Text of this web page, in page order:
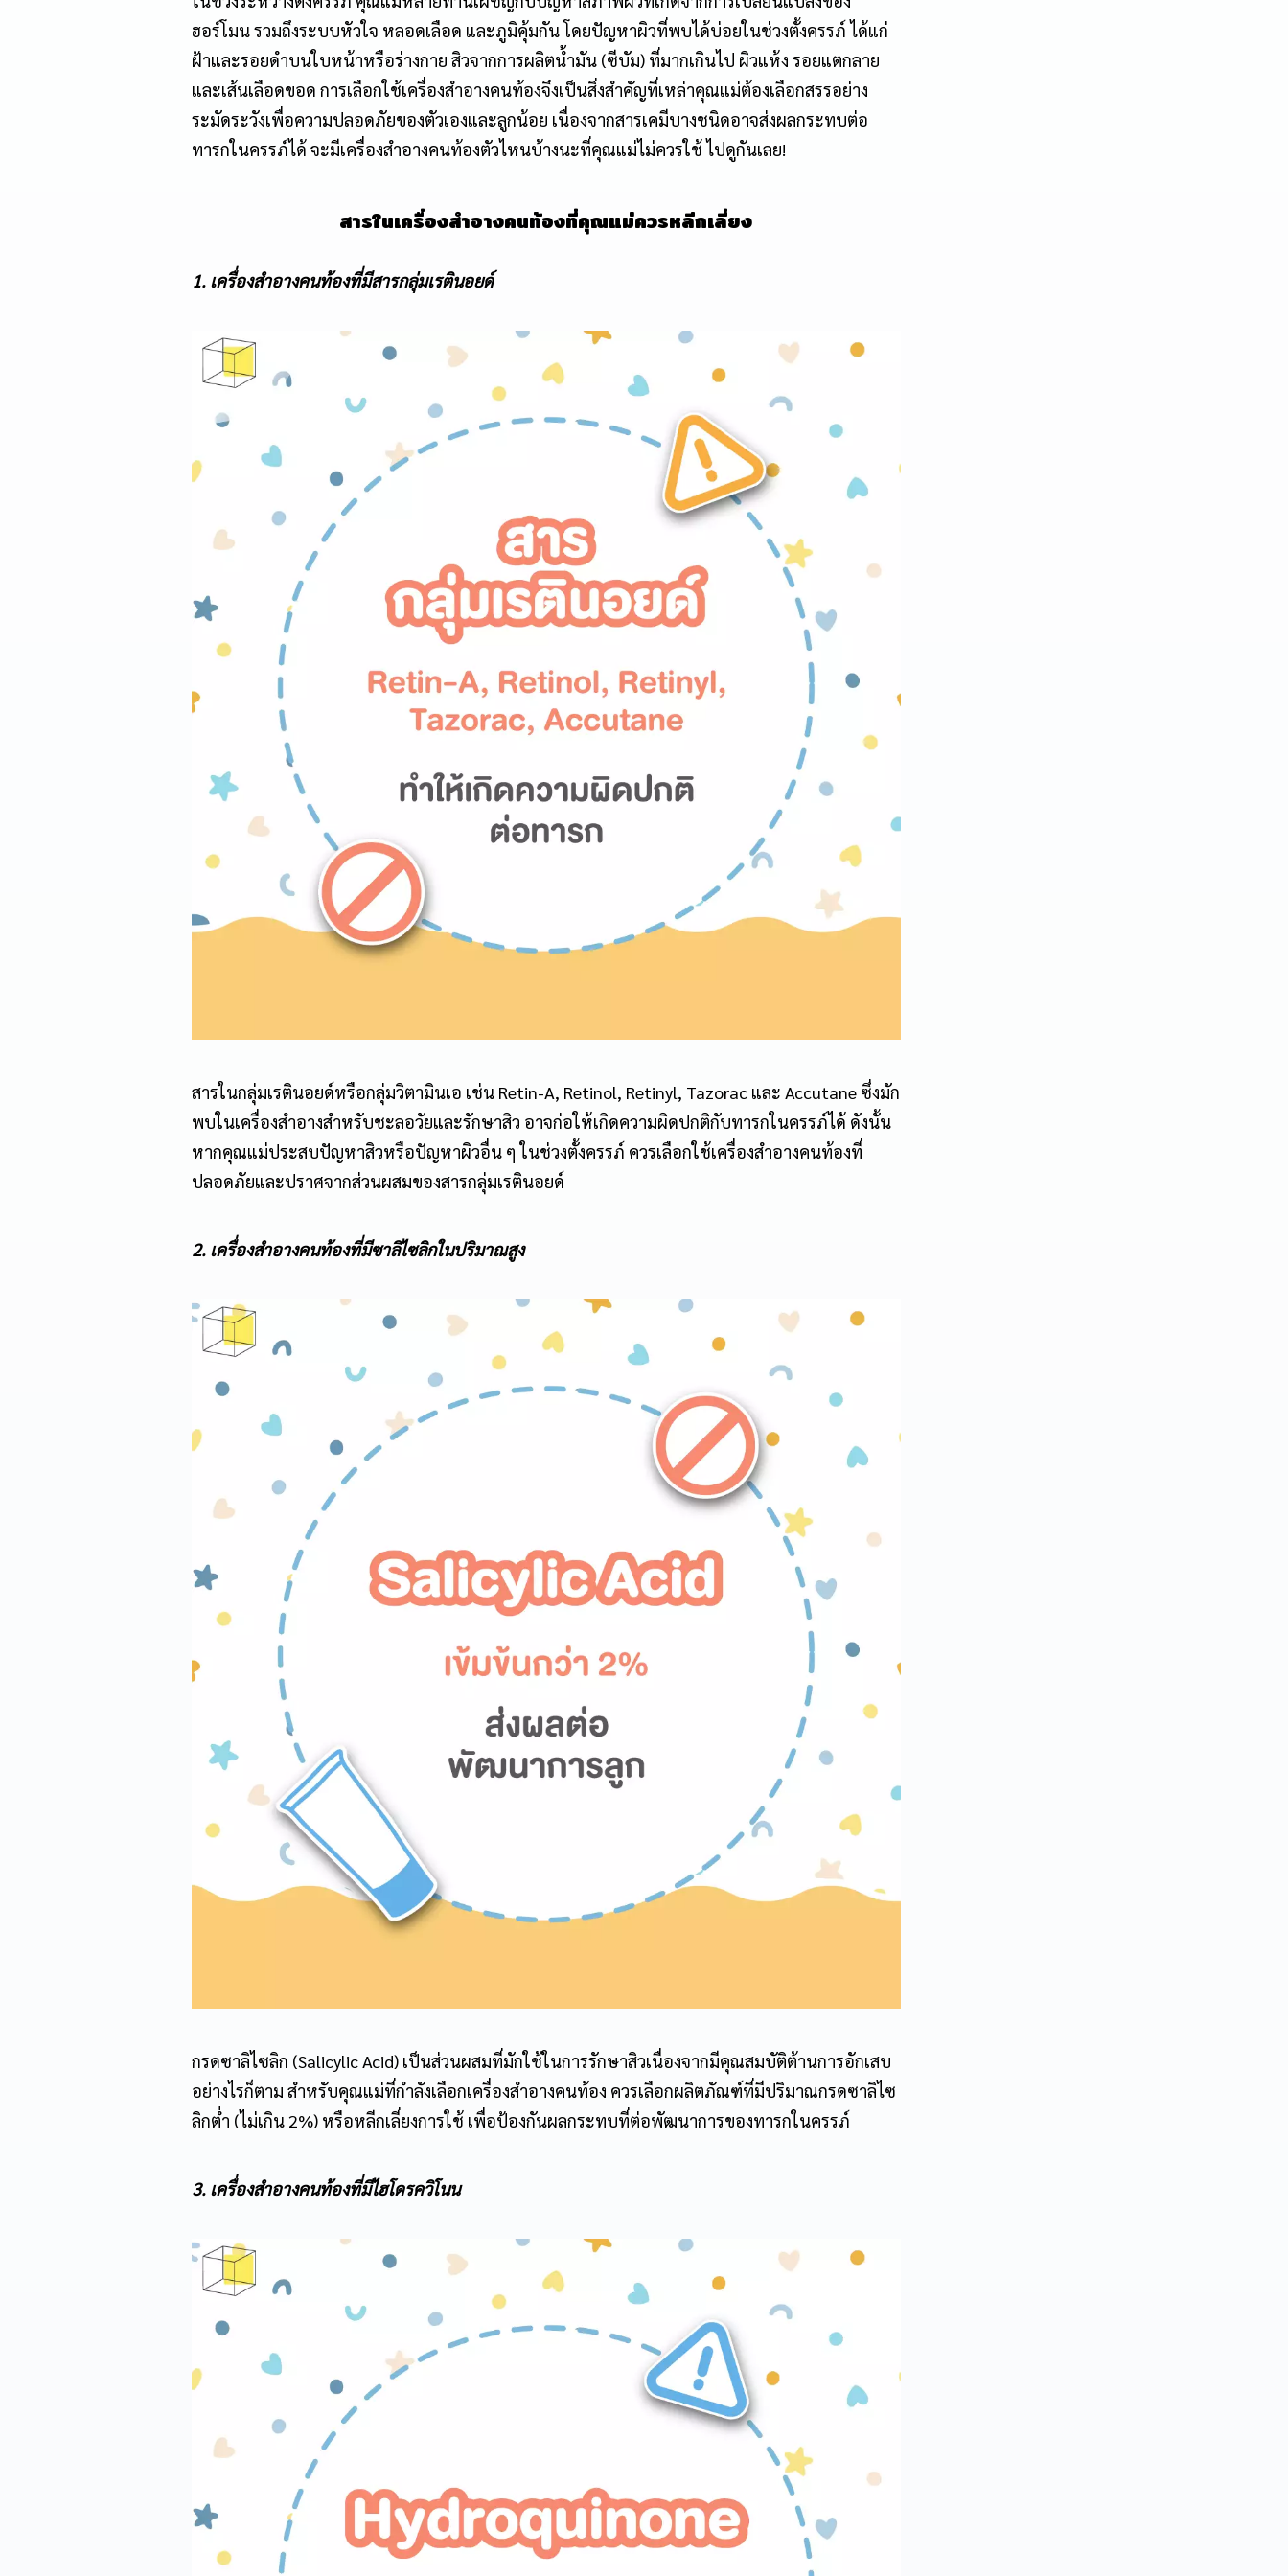
ฮอร์โมน รวมถึงระบบหัวใจ หลอดเลือด และภูมิคุ้มกัน โดยปัญหาผิวที่พบได้บ่อยในช่วงตั้งครรภ์ ได้แก่
ฝ้าและรอยดำบนใบหน้าหรือร่างกาย สิวจากการผลิตน้ำมัน (ซีบัม) ที่มากเกินไป ผิวแห้ง รอยแตกลาย
และเส้นเลือดขอด การเลือกใช้เครื่องสำอางคนท้องจึงเป็นสิ่งสำคัญที่เหล่าคุณแม่ต้องเลือกสรรอย่าง
ระมัดระวังเพื่อความปลอดภัยของตัวเองและลูกน้อย เนื่องจากสารเคมีบางชนิดอาจส่งผลกระทบต่อ
ทารกในครรภ์ได้ จะมีเครื่องสำอางคนท้องตัวไหนบ้างนะที่คุณแม่ไม่ควรใช้ ไปดูกันเลย!
สารในเครื่องสำอางคนท้องที่คุณแม่ควรหลีกเลี่ยง
1. เครื่องสำอางคนท้องที่มีสารกลุ่มเรตินอยด์
สารในกลุ่มเรตินอยด์หรือกลุ่มวิตามินเอ เช่น Retin-A, Retinol, Retinyl, Tazorac และ Accutane ซึ่งมัก
พบในเครื่องสำอางสำหรับชะลอวัยและรักษาสิว อาจก่อให้เกิดความผิดปกติกับทารกในครรภ์ได้ ดังนั้น
หากคุณแม่ประสบปัญหาสิวหรือปัญหาผิวอื่น ๆ ในช่วงตั้งครรภ์ ควรเลือกใช้เครื่องสำอางคนท้องที่
ปลอดภัยและปราศจากส่วนผสมของสารกลุ่มเรตินอยด์
2. เครื่องสำอางคนท้องที่มีซาลิไซลิกในปริมาณสูง
กรดซาลิไซลิก (Salicylic Acid) เป็นส่วนผสมที่มักใช้ในการรักษาสิวเนื่องจากมีคุณสมบัติต้านการอักเสบ
อย่างไรก็ตาม สำหรับคุณแม่ที่กำลังเลือกเครื่องสำอางคนท้อง ควรเลือกผลิตภัณฑ์ที่มีปริมาณกรดซาลิไซ
ลิกต่ำ (ไม่เกิน 2%) หรือหลีกเลี่ยงการใช้ เพื่อป้องกันผลกระทบที่ต่อพัฒนาการของทารกในครรภ์
3. เครื่องสำอางคนท้องที่มีไฮโดรควิโนน